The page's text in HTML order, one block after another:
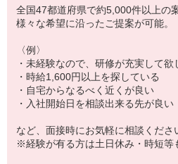
全国47都道府県で約5,000件以上の
様々な希望に沿ったご提案が可能。
〈例〉
・未経験なので、研修が充実して欲
・時給1,600円以上を探している
・自宅からなるべく近くが良い
・入社開始日を相談出来る先が良い
など、面接時にお気軽に相談くださ
※経験が有る方は土日休み・時短等